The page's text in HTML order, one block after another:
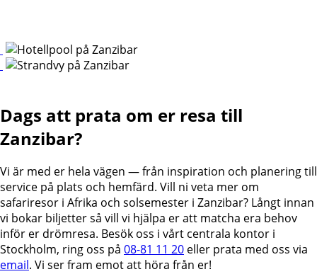
Dags att prata om er resa till
Zanzibar?
Vi är med er hela vägen — från inspiration och planering till
service på plats och hemfärd. Vill ni veta mer om
safariresor i Afrika och solsemester i Zanzibar? Långt innan
vi bokar biljetter så vill vi hjälpa er att matcha era behov
inför er drömresa. Besök oss i vårt centrala kontor i
Stockholm, ring oss på 08-81 11 20 eller prata med oss via
email. Vi ser fram emot att höra från er!